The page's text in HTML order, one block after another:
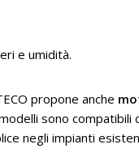
e umidità.
propone anche
sono compatibili
negli impianti